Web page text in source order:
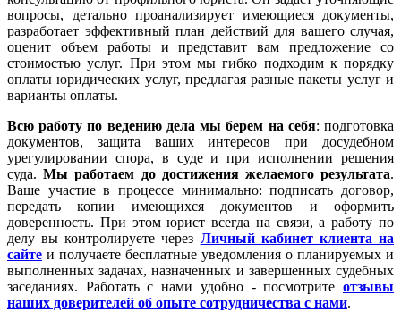
вопросы, детально проанализирует имеющиеся документы,
разработает эффективный план действий для вашего случая,
оценит объем работы и представит вам предложение со
стоимостью услуг. При этом мы гибко подходим к порядку
оплаты юридических услуг, предлагая разные пакеты услуг и
варианты оплаты.
Всю работу по ведению дела мы берем на себя: подготовка
документов, защита ваших интересов при досудебном
урегулировании спора, в суде и при исполнении решения
суда.Мы работаем до достижения желаемого результата.
Ваше участие в процессе минимально: подписать договор,
передать копии имеющихся документов и оформить
доверенность. При этом юрист всегда на связи, а работу по
делу вы контролируете через Личный кабинет клиента на
сайте и получаете бесплатные уведомления о планируемых и
выполненных задачах, назначенных и завершенных судебных
заседаниях. Работать с нами удобно - посмотрите отзывы
наших доверителей об опыте сотрудничества с нами.